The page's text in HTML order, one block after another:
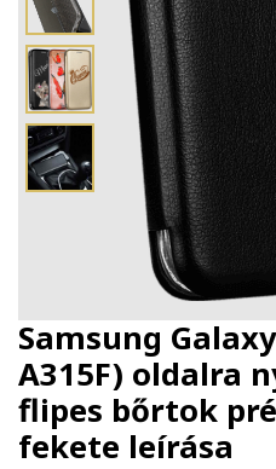
Samsung
A315F) oldalra
flipes bőrtok
fekete leírása